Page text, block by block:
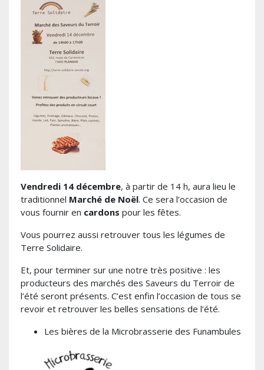
Vendredi 14 décembre, à partir de 14 h, aura lieu le
traditionnel Marché de Noël. Ce sera l’occasion de
vous fournir en cardons pour les fêtes.
Vous pourrez aussi retrouver tous les légumes de
Terre Solidaire.
Et, pour terminer sur une notre très positive : les
producteurs des marchés des Saveurs du Terroir de
l’été seront présents. C’est enfin l’occasion de tous se
revoir et retrouver les belles sensations de l’été.
Les bières de la Microbrasserie des Funambules